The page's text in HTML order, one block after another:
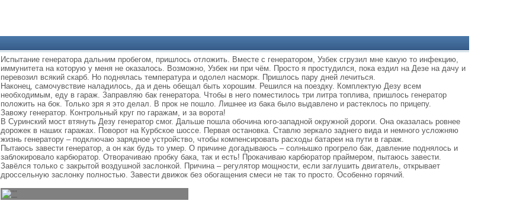
Испытание генератора дальним пробегом, пришлось отложить. Вместе с генератором, Узбек сгрузил мне какую то инфекцию,
иммунитета на которую у меня не оказалось. Возможно, Узбек ни при чём. Просто я простудился, пока ездил на Дезе на дачу и
перевозил всякий скарб. Но поднялась температура и одолел насморк. Пришлось пару дней лечиться.
Наконец, самочувствие наладилось, да и день обещал быть хорошим. Решился на поездку. Комплектую Дезу всем
необходимым, еду в гараж. Заправляю бак генератора. Чтобы в него поместилось три литра топлива, пришлось генератор
положить на бок. Только зря я это делал. В прок не пошло. Лишнее из бака было выдавлено и растеклось по прицепу.
Завожу генератор. Контрольный круг по гаражам, и за ворота!
В Суринский мост втянуть Дезу генератор смог. Дальше пошла обочина юго-западной окружной дороги. Она оказалась ровнее
дорожек в наших гаражах. Поворот на Курбское шоссе. Первая остановка. Ставлю зеркало заднего вида и немного усложняю
жизнь генератору – подключаю зарядное устройство, чтобы компенсировать расходы батареи на пути в гараж.
Пытаюсь завести генератор, а он как будь то умер. О причине догадываюсь – солнышко прогрело бак, давление поднялось и
заблокировало карбюратор. Отворачиваю пробку бака, так и есть! Прокачиваю карбюратор праймером, пытаюсь завести.
Завёлся только с закрытой воздушной заслонкой. Причина – регулятор мощности, если заглушить двигатель, открывает
дроссельную заслонку полностью. Завести движок без обогащения смеси не так то просто. Особенно горячий.